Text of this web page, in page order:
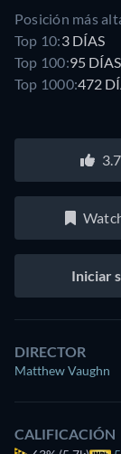
Posición más
Top 10:3 DÍAS
Top 100:95 DÍAS
Top 1000:472
Iniciar
DIRECTOR
Matthew Vaughn
CALIFICACIÓN